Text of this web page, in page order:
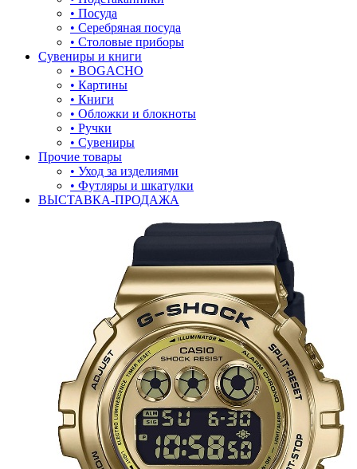
• Посуда
• Серебряная посуда
• Столовые приборы
Сувениры и книги
• BOGACHO
• Картины
• Книги
• Обложки и блокноты
• Ручки
• Сувениры
Прочие товары
• Уход за изделиями
• Футляры и шкатулки
ВЫСТАВКА-ПРОДАЖА